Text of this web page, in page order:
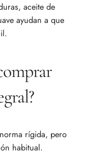
aceite de
ayudan a que
rígida, pero
habitual.